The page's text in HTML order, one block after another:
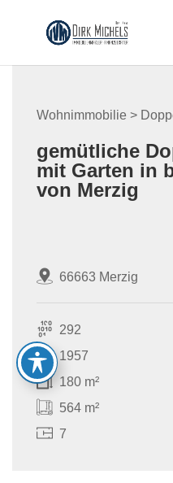
content
Wohnimmobilie >
gemütliche
mit Garten in
von Merzig
66663 Merzig
292
1957
180 m²
564 m²
7